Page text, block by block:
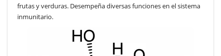
frutas y verduras. Desempeña diversas funciones en el sistema
inmunitario.